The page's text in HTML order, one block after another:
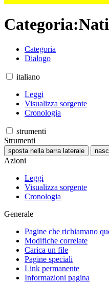
Categoria:
Categoria
Dialogo
italiano
Leggi
Visualizza sorgente
Cronologia
strumenti
Strumenti
sposta nella barra laterale
Azioni
Leggi
Visualizza sorgente
Cronologia
Generale
Pagine che richiamano
Modifiche correlate
Carica un file
Pagine speciali
Link permanente
Informazioni pagina